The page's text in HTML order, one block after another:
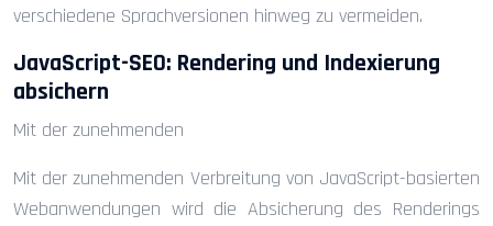
verschiedene Sprachversionen hinweg zu vermeiden.
JavaScript-SEO: Rendering und Indexierung
absichern
Mit der zunehmenden
Mit der zunehmenden Verbreitung von JavaScript-basierten
Webanwendungen wird die Absicherung des Renderings